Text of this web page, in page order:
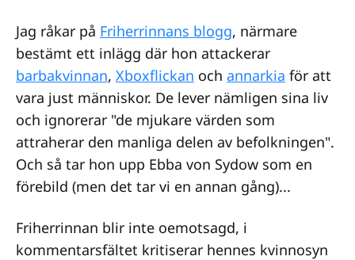
Jag råkar på Friherrinnans blogg, närmare
bestämt ett inlägg där hon attackerar
barbakvinnan, Xboxflickan och annarkia för att
vara just människor. De lever nämligen sina liv
och ignorerar "de mjukare värden som
attraherar den manliga delen av befolkningen".
Och så tar hon upp Ebba von Sydow som en
förebild (men det tar vi en annan gång)...
Friherrinnan blir inte oemotsagd, i
kommentarsfältet kritiserar hennes kvinnosyn